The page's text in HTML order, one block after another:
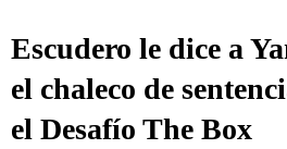
Escudero le dice a
el chaleco de
el Desafío The Box